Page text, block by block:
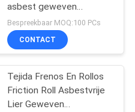
34
asbest geweven
remmen blokmateriaal
Bespreekbaar MOQ:100 PCs
CONTACT
Tejida Frenos En Rollos
Friction Roll Asbestvrije
Lier Geweven